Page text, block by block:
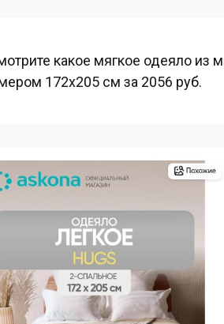
какое мягкое одеяло из
172х205 см за 2056 руб.